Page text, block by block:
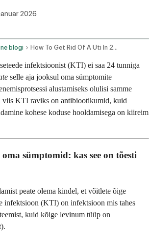
2026
blogi How To Get Rid Of A Uti In 24 Hours
infektsioonist (KTI) ei saa 24 tunniga
selle aja jooksul oma sümptomite
alustamiseks olulisi samme
viis KTI raviks on antibiootikumid, kuid
kohese koduse hooldamisega on kiireim
sümptomid: kas see on tõesti
peate olema kindel, et võitlete õige
infektsioon (KTI) on infektsioon mis tahes
kuid kõige levinum tüüp on